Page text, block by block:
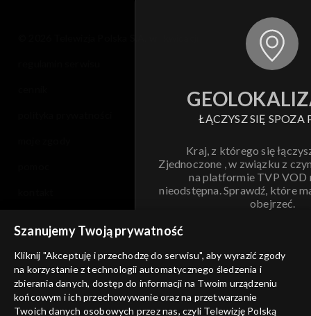
ŁĄCZYSZ SIĘ SPOZA
Kraj, z którego się
Zjednoczone , w związku z
na platformie TVP VOD
nieodstępna. Sprawdź, które
obejrzeć.
ANULUJ
informacje o dostawcy usług
Szanujemy Twoją prywatność
Kliknij "Akceptuję i przechodzę do serwisu", aby wyrazić zgody
na korzystanie z technologii automatycznego śledzenia i
zbierania danych, dostęp do informacji na Twoim urządzeniu
końcowym i ich przechowywanie oraz na przetwarzanie
Twoich danych osobowych przez nas, czyli Telewizję Polską